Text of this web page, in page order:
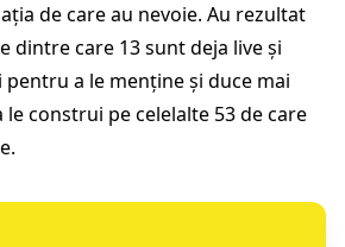
de care au nevoie. Au rezultat
dintre care 13 sunt deja live și
pentru a le menține și duce mai
construi pe celelalte 53 de care